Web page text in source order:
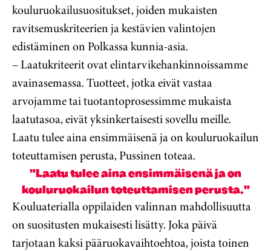
kouluruokailusuositukset, joiden mukaisten
ravitsemuskriteerien ja kestävien valintojen
edistäminen on Polkassa kunnia-asia.
– Laatukriteerit ovat elintarvikehankinnoissamme
avainasemassa. Tuotteet, jotka eivät vastaa
arvojamme tai tuotantoprosessimme mukaista
laatutasoa, eivät yksinkertaisesti sovellu meille.
Laatu tulee aina ensimmäisenä ja on kouluruokailun
toteuttamisen perusta, Pussinen toteaa.
"Laatu tulee aina ensimmäisenä ja on
kouluruokailun toteuttamisen perusta."
Kouluaterialla oppilaiden valinnan mahdollisuutta
on suositusten mukaisesti lisätty. Joka päivä
tarjotaan kaksi pääruokavaihtoehtoa, joista toinen